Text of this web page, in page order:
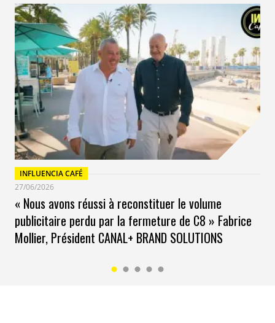
INFLUENCIA CAFÉ
27/06/2026
« Nous avons réussi à reconstituer le volume
publicitaire perdu par la fermeture de C8 » Fabrice
Mollier, Président CANAL+ BRAND SOLUTIONS